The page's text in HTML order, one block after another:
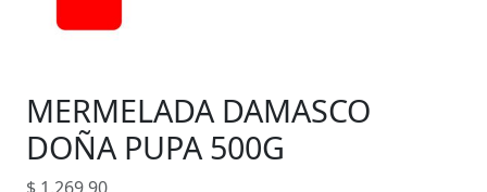
MERMELADA DAMASCO
DOÑA PUPA 500G